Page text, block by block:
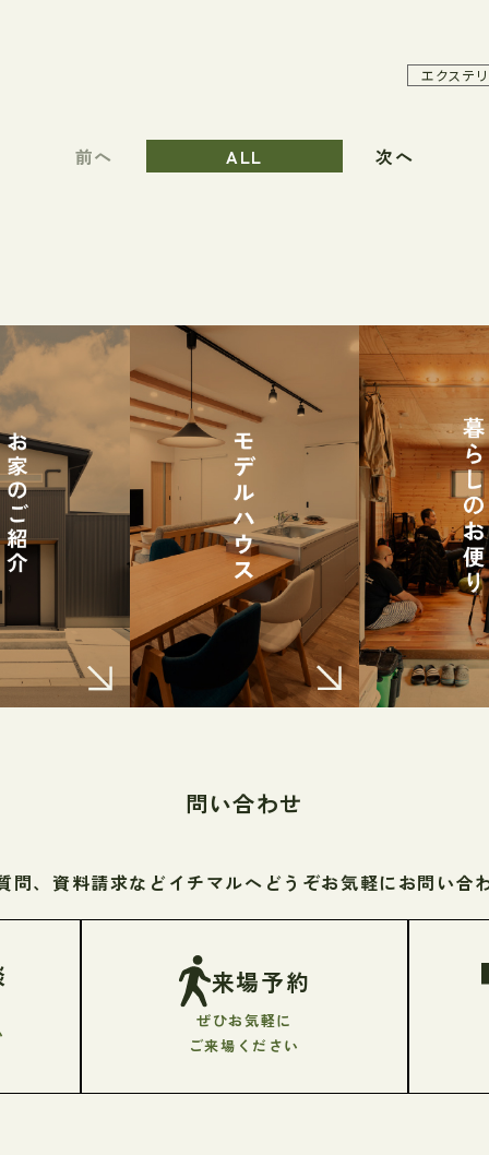
エクステ
前へ ALL 次へ
問い合わせ
問、資料請求などイチマルへ どうぞお気軽にお問い合
来場予約
ぜひお気軽に
ご来場ください